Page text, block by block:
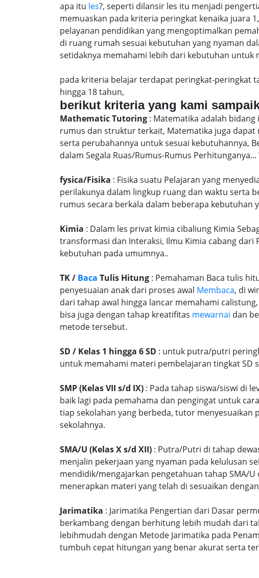
apa itu les?, seperti dilansir les itu menjadi
memuaskan pada kriteria peringkat kenaika juara
pelayanan pendidikan yang mengoptimalkan
di ruang rumah sesuai kebutuhan yang nyaman
setidaknya memahami lebih dari kebutuhan untuk
pada kriteria belajar terdapat peringkat-peringkat
hingga 18 tahun,
berikut kriteria yang kami
Mathematic Tutoring : Matematika adalah
rumus dan struktur terkait, Matematika juga
serta perubahannya untuk sesuai kebutuhannya,
dalam Segala Ruas/Rumus-Rumus
fysica/Fisika : Fisika suatu Pelajaran yang
perilakunya dalam lingkup ruang dan waktu serta
rumus secara berkala dalam beberapa kebutuhan
Kimia : Dalam les privat kimia cibaliung Kimia
transformasi dan Interaksi, Ilmu Kimia cabang
kebutuhan pada umumnya..
TK / Baca Tulis Hitung : Pemahaman Baca tulis
penyesuaian anak dari proses awal Membaca, di
dari tahap awal hingga lancar memahami
bisa juga dengan tahap kreatifitas mewarnai dan
metode tersebut.
SD / Kelas 1 hingga 6 SD : untuk putra/putri
untuk memahami materi pembelajaran tingkat SD
SMP (Kelas VII s/d IX) : Pada tahap siswa/siswi di
baik lagi pada pemahama dan pengingat untuk
tiap sekolahan yang berbeda, tutor
sekolahnya.
SMA/U (Kelas X s/d XII) : Putra/Putri di tahap
menjalin pekerjaan yang nyaman pada kelulusan
mendidik/mengajarkan pengetahuan tahap SMA/
menerapkan materi yang telah di sesuaikan
Jarimatika : Jarimatika Pengertian dari Dasar
berkambang dengan berhitung lebih mudah dari
lebihmudah dengan Metode Jarimatika pada
tumbuh cepat hitungan yang benar akurat serta